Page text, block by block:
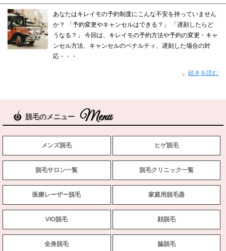
あなたはキレイモの予約制度にこんな不安を持っていません
か？ 「予約変更やキャンセルはできる？」 「遅刻したらど
うなる？」 今回は、キレイモの予約方法や予約の変更・キャ
ンセル方法、キャンセルのペナルティ、遅刻した場合の対
応・・・
続きを読む
脱毛のメニュー
メンズ脱毛 ヒゲ脱毛
脱毛サロン一覧 脱毛クリニック一覧
医療レーザー脱毛 家庭用脱毛器
VIO脱毛 顔脱毛
全身脱毛 脇脱毛